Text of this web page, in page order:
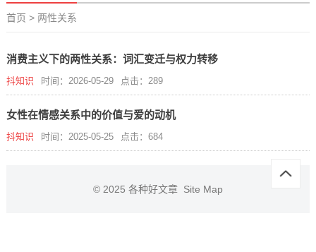
首页 > 两性关系
消费主义下的两性关系：词汇变迁与权力转移
抖知识 时间：2026-05-29 点击：289
女性在情感关系中的价值与爱的动机
抖知识 时间：2025-05-25 点击：684
© 2025 各种好文章 Site Map